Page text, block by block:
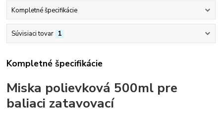
Kompletné špecifikácie
Súvisiaci tovar 1
Kompletné špecifikácie
Miska polievková 500ml pre
baliaci zatavovací